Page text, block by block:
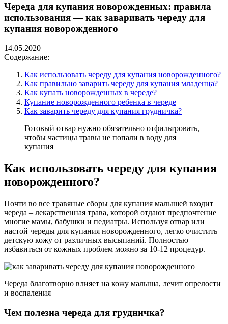
Череда для купания новорожденных: правила
использования — как заваривать череду для
купания новорожденного
14.05.2020
Содержание:
Как использовать череду для купания новорожденного?
Как правильно заварить череду для купания младенца?
Как купать новорожденных в череде?
Купание новорожденного ребенка в череде
Как заварить череду для купания грудничка?
Готовый отвар нужно обязательно отфильтровать,
чтобы частицы травы не попали в воду для
купания
Как использовать череду для купания
новорожденного?
Почти во все травяные сборы для купания малышей входит
череда – лекарственная трава, которой отдают предпочтение
многие мамы, бабушки и педиатры. Используя отвар или
настой череды для купания новорожденного, легко очистить
детскую кожу от различных высыпаний. Полностью
избавиться от кожных проблем можно за 10-12 процедур.
Череда благотворно влияет на кожу малыша, лечит опрелости
и воспаления
Чем полезна череда для грудничка?